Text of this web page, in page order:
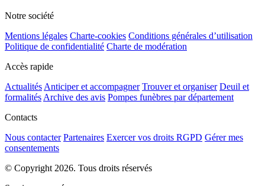
Notre société
Mentions légales Charte-cookies Conditions générales d’utilisation
Politique de confidentialité Charte de modération
Accès rapide
Actualités Anticiper et accompagner Trouver et organiser Deuil et
formalités Archive des avis Pompes funèbres par département
Contacts
Nous contacter Partenaires Exercer vos droits RGPD Gérer mes
consentements
© Copyright 2026. Tous droits réservés